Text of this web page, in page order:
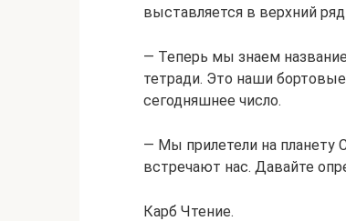
выставляется в верхний
— Теперь мы знаем
тетради. Это наши
сегодняшнее число.
— Мы прилетели на планету
встречают нас. Давайте
Карб Чтение.